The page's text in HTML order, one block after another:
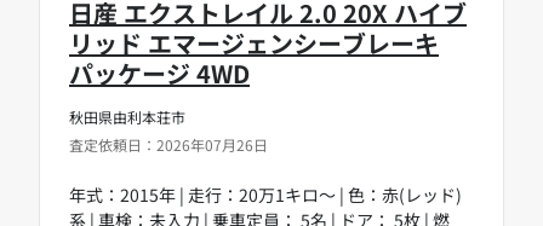
秋田県由利本荘市
査定依頼日：2026年07月26日
日産 エクストレイル 2.0 20X ハイブ
リッド エマージェンシーブレーキ
パッケージ 4WD
年式：2015年 | 走行：20万1キロ～ | 色：赤(レッド)
系 | 車検：未入力 | 乗車定員： 5名 | ドア： 5枚 | 燃